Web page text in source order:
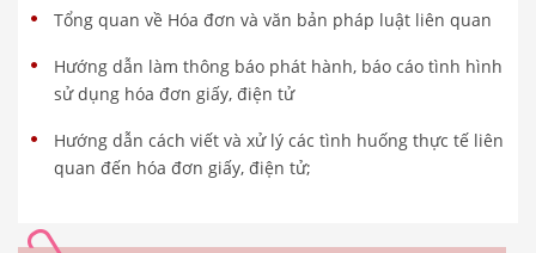
Tổng quan về Hóa đơn và văn bản pháp luật liên quan
Hướng dẫn làm thông báo phát hành, báo cáo tình hình
sử dụng hóa đơn giấy, điện tử
Hướng dẫn cách viết và xử lý các tình huống thực tế liên
quan đến hóa đơn giấy, điện tử;